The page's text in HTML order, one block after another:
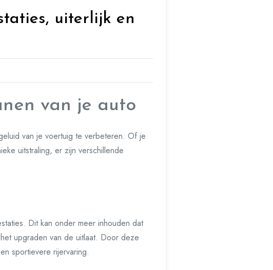
uiterlijk en
van je auto
van je voertuig te verbeteren. Of je
uitstraling, er zijn verschillende
Dit kan onder meer inhouden dat
upgraden van de uitlaat. Door deze
sportievere rijervaring.